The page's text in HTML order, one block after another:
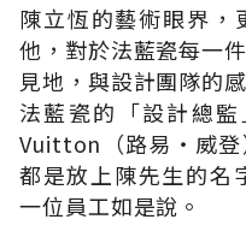
陳立恆的藝術眼界，
他，對於法藍瓷每一
見地，與設計團隊的
法藍瓷的「設計總
Vuitton（路易‧威登
都是放上陳先生的名
一位員工如是說。